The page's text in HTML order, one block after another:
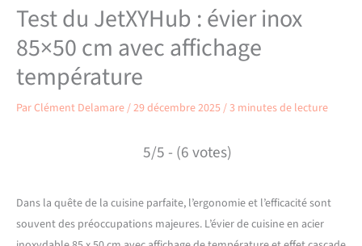
Test du JetXYHub : évier inox
85×50 cm avec affichage
température
ParClément Delamare/29 décembre 2025/3 minutes de lecture
5/5 - (6 votes)
Dans la quête de la cuisine parfaite, l’ergonomie et l’efficacité sont
souvent des préoccupations majeures. L’évier de cuisine en acier